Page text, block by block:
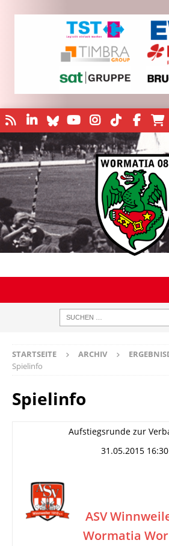
STARTSEITE ARCHIV
Spielinfo
Spielinfo
Aufstiegsrunde zur
31.05.2015 16:30
ASV
Wormatia